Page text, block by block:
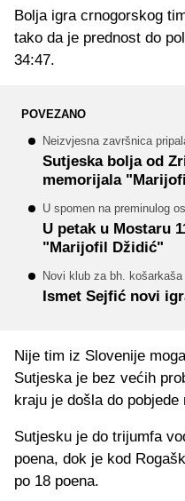
Bolja igra crnogorskog
tako da je prednost do
34:47.
POVEZANO
Neizvjesna završnica
Sutjeska bolja od
memorijala
U spomen na preminulog
U petak u Mostaru
"Marijofil Džidić"
Novi klub za bh. košarkaša
Ismet Sejfić novi
Nije tim iz Slovenije
Sutjeska je bez većih
kraju je došla do pobjede
Sutjesku je do trijumfa
poena, dok je kod
po 18 poena.